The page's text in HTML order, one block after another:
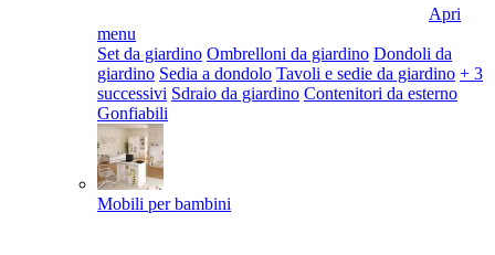
Apri
menu
Set da giardino Ombrelloni da giardino Dondoli da
giardino Sedia a dondolo Tavoli e sedie da giardino + 3
successivi Sdraio da giardino Contenitori da esterno
Gonfiabili
Mobili per bambini